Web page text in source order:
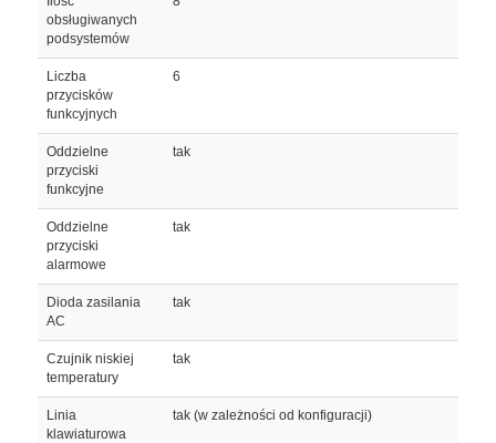
obsługiwanych
podsystemów
Liczba
przycisków
funkcyjnych
6
Oddzielne
przyciski
funkcyjne
tak
Oddzielne
przyciski
alarmowe
tak
Dioda zasilania
AC
tak
Czujnik niskiej
temperatury
tak
Linia
klawiaturowa
tak (w zależności od konfiguracji)